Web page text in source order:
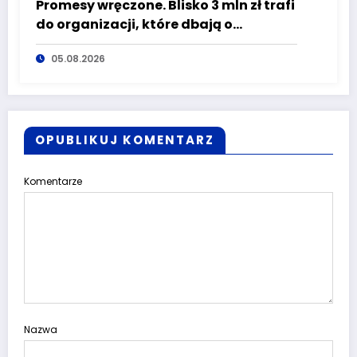
Promesy wręczone. Blisko 3 mln zł trafi
do organizacji, które dbają o
bezpieczeństwo mieszkańców
Dolnego Śląska
05.08.2026
OPUBLIKUJ KOMENTARZ
Komentarze
Nazwa